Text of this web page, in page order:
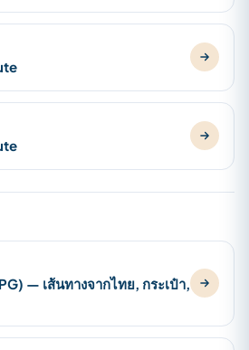
— เส้นทางจากไทย, กระเป๋า,